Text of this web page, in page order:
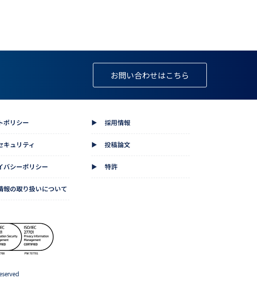
お問い合わせはこちら
ポリシー ▲ 採用情報
キュリティ ▲ 投稿論文
バシーポリシー ▲ 特許
報の取り扱いについて